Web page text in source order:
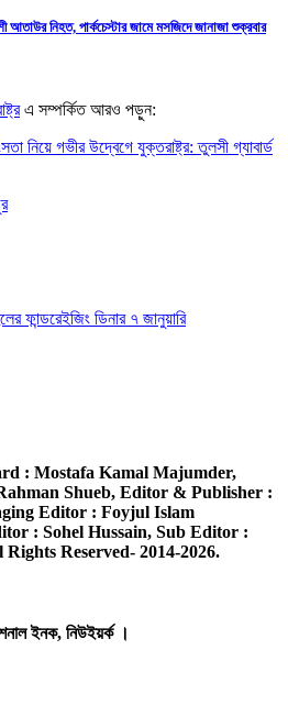
আতাউর নিহত, পার্কচেস্টার জামে মসজিদে জানাজা শুক্রবার
এ সম্পর্কিত আরও পড়ুন:
নিয়ে গভীর উদ্বেগে যুক্তরাষ্ট্র: তুলসী গ্যাবার্ড
ফান্ডরেইজিং ডিনার ৭ জানুয়ারি
: Mostafa Kamal Majumder,
Shueb, Editor & Publisher :
Editor : Foyjul Islam
: Sohel Hussain, Sub Editor :
Reserved- 2014-2026.
ইনক, নিউইয়র্ক ।